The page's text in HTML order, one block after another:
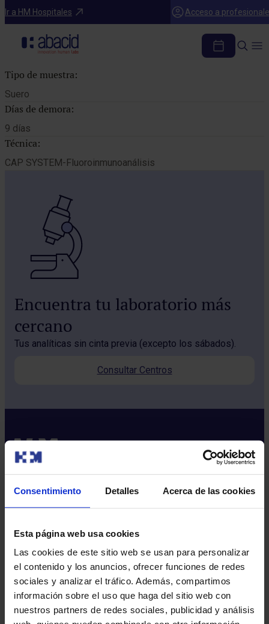
Consentimiento Detalles Acerca de las cookies
Esta página web usa cookies
Las cookies de este sitio web se usan para personalizar
el contenido y los anuncios, ofrecer funciones de redes
sociales y analizar el tráfico. Además, compartimos
información sobre el uso que haga del sitio web con
nuestros partners de redes sociales, publicidad y análisis
Ir a HM Hospitales Acceso a
Catálogo de pruebas
TRIPTASA
Tipo de muestra:
Suero
Días de demora:
9 días
Técnica:
CAP SYSTEM-Fluoroinmunoanálisis
Encuentra tu laboratorio más
cercano
Tus analíticas sin cinta previa (excepto los sábados).
Consultar Centros
Excelencia y calidad​
Trabaja con nosotros​
Rincón del accionista​
Más HM Hospitales